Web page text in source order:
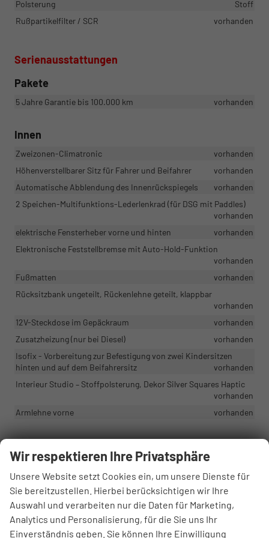
Polsterung
Stoff
Rußpartikelfilter / SCR
vorhanden
Serienausstattungen
Pakete
5 Jahre Garantie bis 100.000 km vorhanden
Innen
Zweizonen-Climatronic
vorhanden
Höhenverstellbarer Sitz für Fahrer und Beifahrer
vorhanden
Automatische Abblendung des Innenrückspiegels
vorhanden
2 Speichen-Multifunktions-Lederlenkrad (für DSG mit Paddles)
vorhanden
elektrische Fensterheber vorne und hinten
vorhanden
Elektronische Feststellbremse mit Auto-Hold-Funktion
vorhanden
Fußmatten
vorhanden
Rücksitzbank ungeteilt, Rückenlehne geteilt, klappbar
vorhanden
12V-Steckdose im Gepäckraum
vorhanden
Zusatzheizung (nur bei Diesel)
vorhanden
Isofix - Vorbereitung zur Befestigung von zwei Kindersitzen
hinten und auf dem Beifahrersitz
vorhanden
Interieur Studio – Stoffpolsterung, Dekor Silver Squares Haptic
vorhanden
Armlehne vorne
vorhanden
eCall+ Notruf
Virtuelles Cockpit 10"
vorhanden
Infotainment 10" Display, 5x USB-C, 8 Lautsprecher, Bluetooth,
kabelloses Smartlink
vorhanden
Care Connect 3 Jahre
vorhanden
Wir respektieren Ihre Privatsphäre
Unsere Website setzt Cookies ein, um unsere Dienste für
Sie bereitzustellen. Hierbei berücksichtigen wir Ihre
Auswahl und verarbeiten nur die Daten für Marketing,
Analytics und Personalisierung, für die Sie uns Ihr
Einverständnis geben. Sie können Ihre Einwilligung